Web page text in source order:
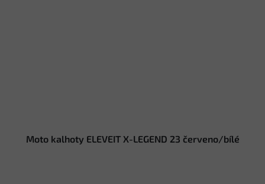
Moto kalhoty ELEVEIT X-LEGEND 23 červeno/bílé